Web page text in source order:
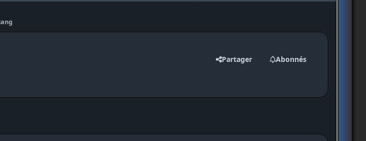
Partager Abonnés